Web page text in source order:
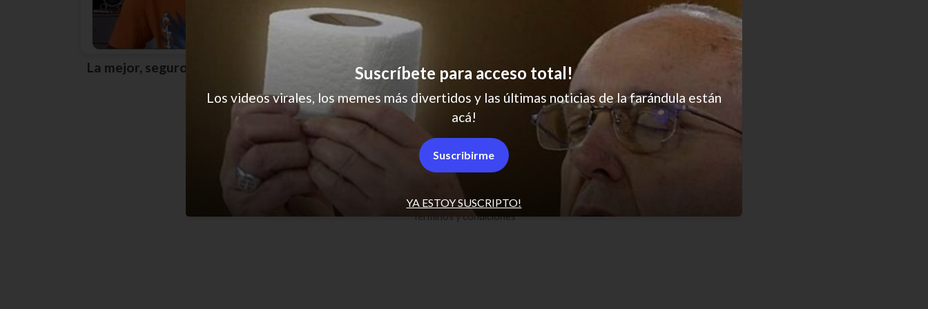
La mejor, seguro que sí
SCROLL PARA MÁS NOTICIAS
Desuscribirse
Términos y condiciones
YA ESTOY SUSCRIPTO!
Suscríbete para acceso total!
Los videos virales, los memes más divertidos y las últimas noticias de la farándula están
acá!
Suscribirme